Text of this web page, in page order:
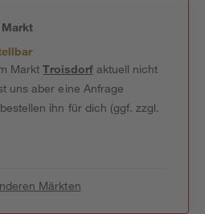
MarktTroisdorfaktuell nicht
uns aber eine Anfrage
ihn für dich (ggf. zzgl.
Märkten